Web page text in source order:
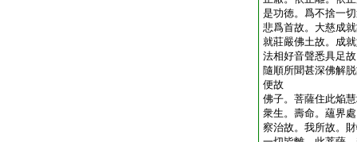
是功徳。爲不捨一
悲爲首故。大慈成
就莊嚴佛土故。成
法相好音聲悉具足
隨順所聞甚深佛解
便故
佛子。菩薩住此焔
衆生。壽命。蘊界
察治故。我所故。